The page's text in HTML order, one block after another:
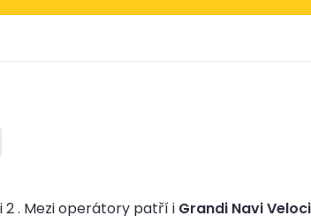
. Mezi operátory patří i Grandi Navi